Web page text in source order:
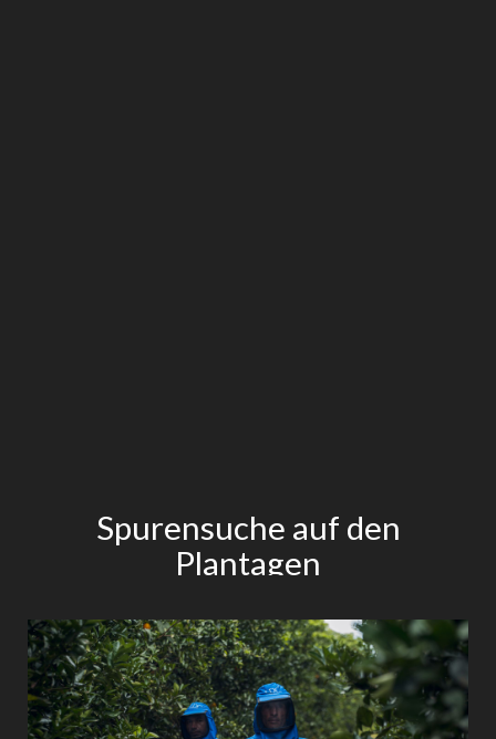
Spurensuche auf den
Plantagen